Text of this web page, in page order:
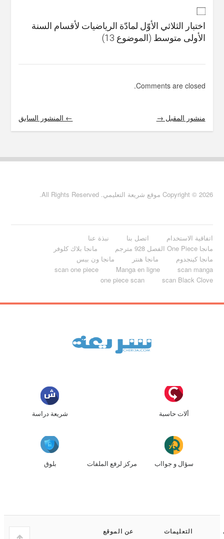
اختبار الثلاثي الأوّل لمادّة الرياضيات لأقسام السنة
الأولى متوسط (الموضوع 13)
Comments are closed.
← المنشور السابق منشور المقبل →
Copyright © 2026 موقع شريعة التعليمي. All Rights Reserved.
اتفاقية الاستخدام اتصل بنا
نبذة عنا
مانجا One Piece الفصل 928 مترجم
مانجا بلاك كلوفر
مانجا كينجدوم
مانجا هنتر
مانجا ون بيس
scan manga
Manga en ligne
scan one piece
scan Black Clove
one piece scan